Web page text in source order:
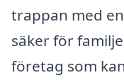
trappan med
säker för
företag som